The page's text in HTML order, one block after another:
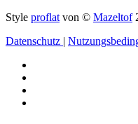
Style proflat von © Mazeltof
Datenschutz |